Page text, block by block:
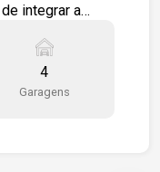
integrar a
social e um
em um
uma rouparia
4
Garagens